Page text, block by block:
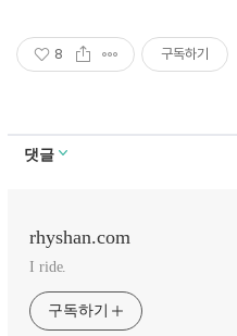
8 구독하기
댓글
rhyshan.com
I ride.
구독하기